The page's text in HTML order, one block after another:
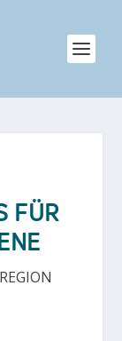
FÜR
REGION